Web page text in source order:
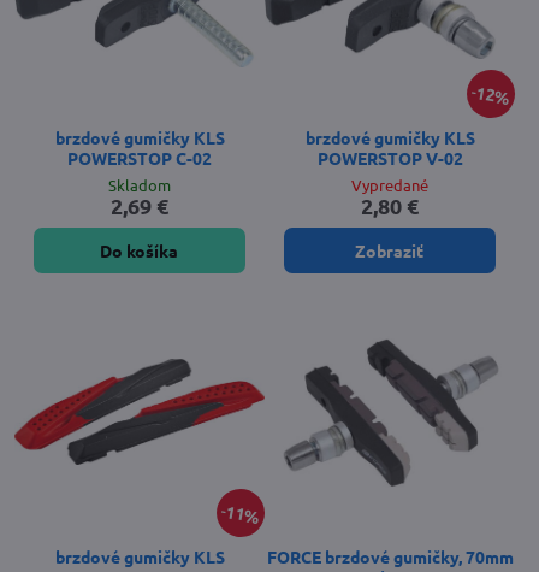
brzdové gumičky KLS
POWERSTOP C-02
Skladom
2,69 €
Do košíka
12%
brzdové gumičky KLS
POWERSTOP V-02
Vypredané
2,80 €
Zobraziť
11%
brzdové gumičky KLS
FORCE brzdové gumičky, 70mm